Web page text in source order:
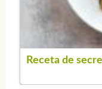
Receta de